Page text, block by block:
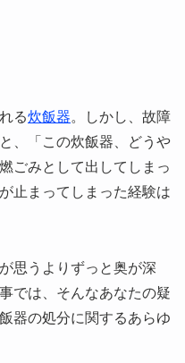
る炊飯器。しかし、故障
、「この炊飯器、どうや
ごみとして出してしまっ
止まってしまった経験は
思うよりずっと奥が深
では、そんなあなたの疑
器の処分に関するあらゆ